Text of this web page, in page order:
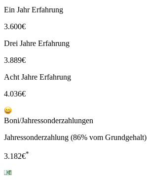
Ein Jahr Erfahrung
3.600€
Drei Jahre Erfahrung
3.889€
Acht Jahre Erfahrung
4.036€
Boni/Jahressonderzahlungen
Jahressonderzahlung (86% vom Grundgehalt)
3.182€*